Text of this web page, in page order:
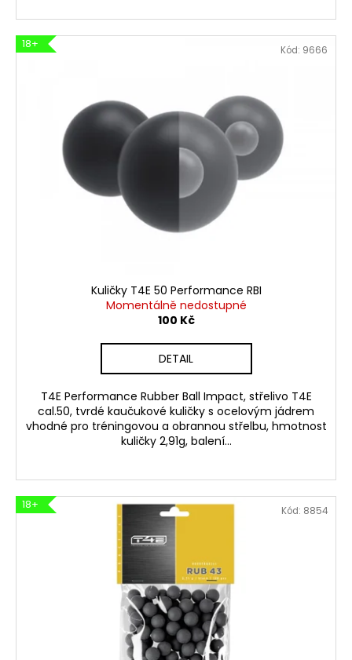
18+
Kuličky T4E 50 Performance RBI
Momentálně nedostupné
100 Kč
DETAIL
T4E Performance Rubber Ball Impact, střelivo T4E
cal.50, tvrdé kaučukové kuličky s ocelovým jádrem
vhodné pro tréningovou a obrannou střelbu, hmotnost
kuličky 2,91g, balení...
Kód: 9666
18+ Kód: 8854